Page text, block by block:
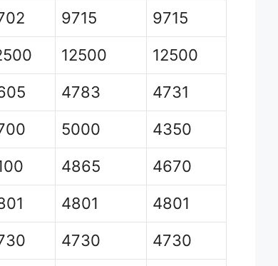
9715
9715
12500
12500
4783
4731
5000
4350
4865
4670
4801
4801
4730
4730